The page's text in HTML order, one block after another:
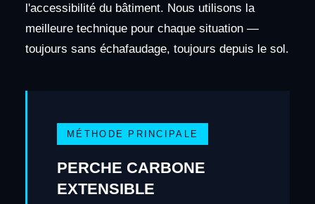
l'accessibilité du bâtiment. Nous utilisons la
meilleure technique pour chaque situation —
toujours sans échafaudage, toujours depuis le sol.
MÉTHODE PRINCIPALE
PERCHE CARBONE
EXTENSIBLE